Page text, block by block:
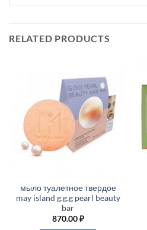
RELATED PRODUCTS
мыло туалетное твердое
may island g.g.g pearl beauty
bar
870.00₽